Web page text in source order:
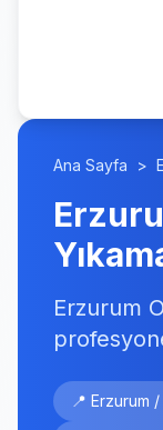
Ana Sayfa >
Erzurum
📍 Erzurum